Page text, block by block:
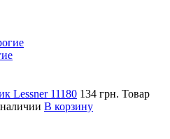
Lessner 11180 134 грн. Товар
В корзину